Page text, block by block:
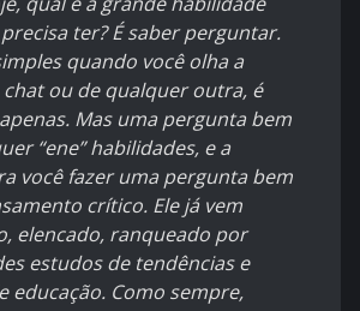
ter? É saber perguntar.
quando você olha a
ou de qualquer outra, é
Mas uma pergunta bem
“ene” habilidades, e a
você fazer uma pergunta bem
crítico. Ele já vem
elencado, ranqueado por
estudos de tendências e
educação. Como sempre,